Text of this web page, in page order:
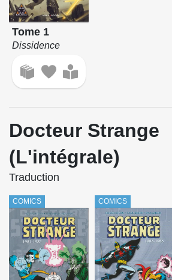
Tome 1
Dissidence
Docteur Strange
(L'intégrale)
Traduction
COMICS COMICS